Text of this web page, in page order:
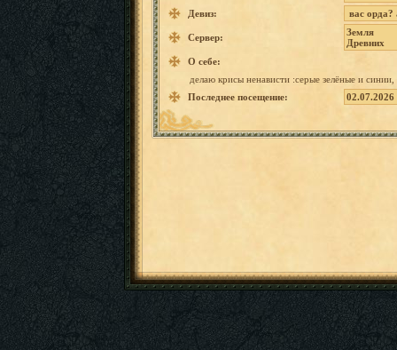
Девиз:
вас орда?
Сервер:
Земля
Древних
О себе:
делаю крисы ненависти :серые зелёные и синии,
Последнее посещение:
02.07.2026